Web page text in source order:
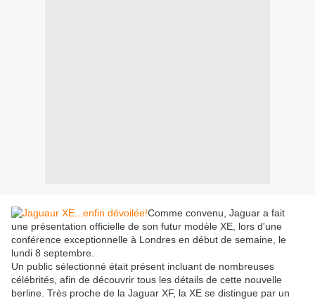
Comme convenu, Jaguar a fait
une présentation officielle de son futur modèle XE, lors d'une
conférence exceptionnelle à Londres en début de semaine, le
lundi 8 septembre.
Un public sélectionné était présent incluant de nombreuses
célébrités, afin de découvrir tous les détails de cette nouvelle
berline. Très proche de la Jaguar XF, la XE se distingue par un